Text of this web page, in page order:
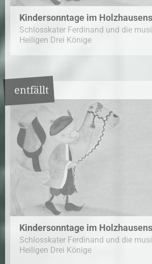
Kindersonntage im
Schlosskater Ferdinand und die
Heiligen Drei Könige
entfällt
Kindersonntage im
Schlosskater Ferdinand und die
Heiligen Drei Könige